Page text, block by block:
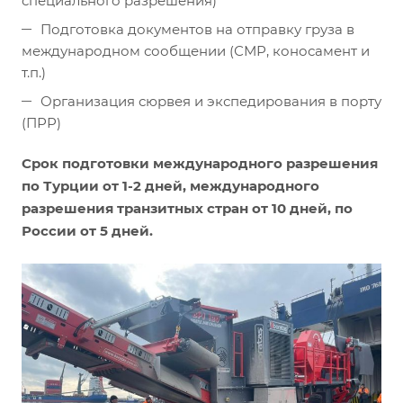
Подготовка документов на отправку груза в
международном сообщении (СМР, коносамент и
т.п.)
Организация сюрвея и экспедирования в порту
(ПРР)
Срок подготовки международного разрешения
по Турции от 1-2 дней, международного
разрешения транзитных стран от 10 дней, по
России от 5 дней.